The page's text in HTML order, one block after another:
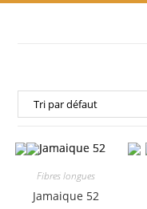
Fibres longues
Jamaique 52